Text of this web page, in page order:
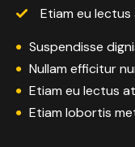
Etiam eu
Suspendisse
Nullam efficitur
Etiam eu lectus
Etiam lobortis